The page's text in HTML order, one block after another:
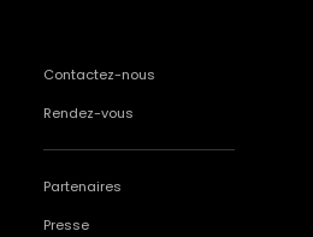
Contactez-nous
Rendez-vous
Partenaires
Presse